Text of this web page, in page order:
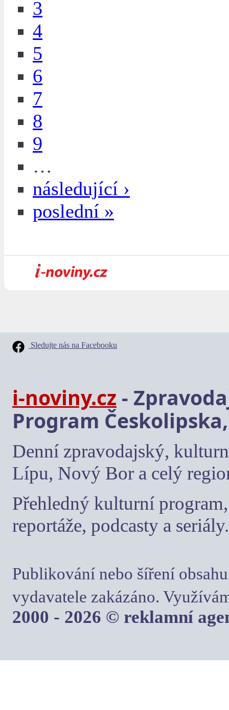
3
4
5
6
7
8
9
…
následující ›
poslední »
Sledujte nás na Facebooku
i-noviny.cz -
Program
Denní zpravodajský,
Lípu, Nový Bor a celý
Přehledný kulturní
reportáže, podcasty a seriály.
Publikování nebo šíření
vydavatele zakázáno.
2000 - 2026 © reklamní